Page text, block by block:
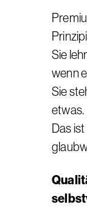
Sie
wenn
Sie
etwas.
Das